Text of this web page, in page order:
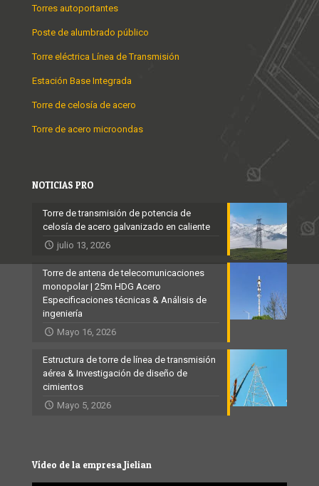
Torres autoportantes
Poste de alumbrado público
Torre eléctrica Línea de Transmisión
Estación Base Integrada
Torre de celosía de acero
Torre de acero microondas
NOTICIAS PRO
Torre de transmisión de potencia de
celosía de acero galvanizado en caliente
julio 13, 2026
Torre de antena de telecomunicaciones
monopolar | 25m HDG Acero
Especificaciones técnicas & Análisis de
ingeniería
Mayo 16, 2026
Estructura de torre de línea de transmisión
aérea & Investigación de diseño de
cimientos
Mayo 5, 2026
Vídeo de la empresa Jielian